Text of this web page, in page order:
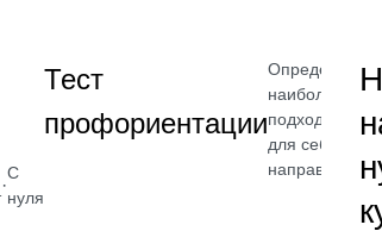
·
С
нуля
Тест
профориентации
Определите
наиболее
подходящее
для себя
направление